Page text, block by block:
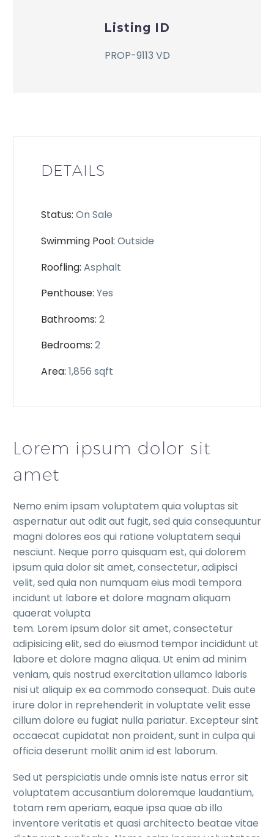
Listing ID
PROP-9113 VD
DETAILS
Status: On Sale
Swimming Pool: Outside
Roofling: Asphalt
Penthouse: Yes
Bathrooms: 2
Bedrooms: 2
Area: 1,856 sqft
Lorem ipsum dolor sit
amet
Nemo enim ipsam voluptatem quia voluptas sit
aspernatur aut odit aut fugit, sed quia consequuntur
magni dolores eos qui ratione voluptatem sequi
nesciunt. Neque porro quisquam est, qui dolorem
ipsum quia dolor sit amet, consectetur, adipisci
velit, sed quia non numquam eius modi tempora
incidunt ut labore et dolore magnam aliquam
quaerat volupta
tem. Lorem ipsum dolor sit amet, consectetur
adipisicing elit, sed do eiusmod tempor incididunt ut
labore et dolore magna aliqua. Ut enim ad minim
veniam, quis nostrud exercitation ullamco laboris
nisi ut aliquip ex ea commodo consequat. Duis aute
irure dolor in reprehenderit in voluptate velit esse
cillum dolore eu fugiat nulla pariatur. Excepteur sint
occaecat cupidatat non proident, sunt in culpa qui
officia deserunt mollit anim id est laborum.
Sed ut perspiciatis unde omnis iste natus error sit
voluptatem accusantium doloremque laudantium,
totam rem aperiam, eaque ipsa quae ab illo
inventore veritatis et quasi architecto beatae vitae